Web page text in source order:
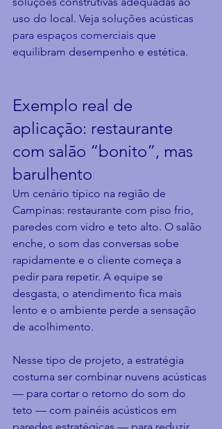
uso do local. Veja soluções acústicas
para espaços comerciais que
equilibram desempenho e estética.
Exemplo real de
aplicação: restaurante
com salão “bonito”, mas
barulhento
Um cenário típico na região de
Campinas: restaurante com piso frio,
paredes com vidro e teto alto. O salão
enche, o som das conversas sobe
rapidamente e o cliente começa a
pedir para repetir. A equipe se
desgasta, o atendimento fica mais
lento e o ambiente perde a sensação
de acolhimento.
Nesse tipo de projeto, a estratégia
costuma ser combinar nuvens acústicas
— para cortar o retorno do som do
teto — com painéis acústicos em